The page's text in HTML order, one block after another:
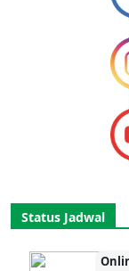
Status Jadwal